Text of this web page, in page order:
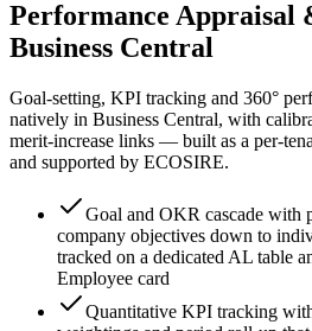
Performance Appraisal
Business Central
Goal-setting, KPI tracking and 360°
natively in Business Central, with
merit-increase links — built as a per-
and supported by ECOSIRE.
Goal and OKR cascade with
company objectives down to
tracked on a dedicated AL table
Employee card
Quantitative KPI tracking